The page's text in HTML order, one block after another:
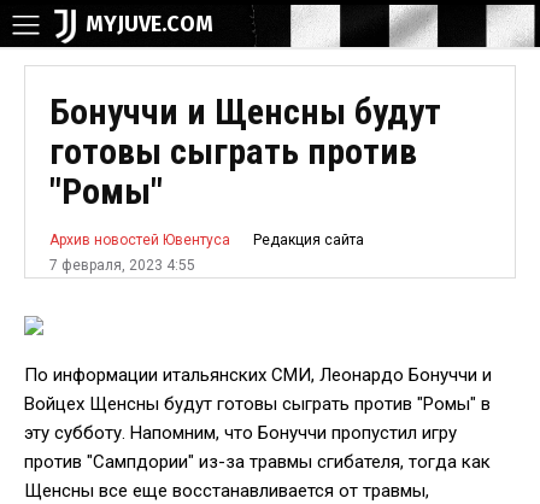
MYJUVE.COM
Бонуччи и Щенсны будут
готовы сыграть против
"Ромы"
Архив новостей Ювентуса
Редакция сайта
7 февраля, 2023 4:55
По информации итальянских СМИ, Леонардо Бонуччи и
Войцех Щенсны будут готовы сыграть против "Ромы" в
эту субботу. Напомним, что Бонуччи пропустил игру
против "Сампдории" из-за травмы сгибателя, тогда как
Щенсны все еще восстанавливается от травмы,